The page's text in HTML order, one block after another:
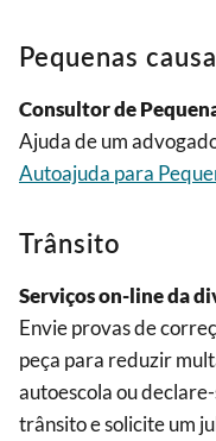
Pequenas
Consultor de
Ajuda de um
Autoajuda para
Trânsito
Serviços on-line da
Envie provas de
peça para reduzir
autoescola ou
trânsito e solicite um